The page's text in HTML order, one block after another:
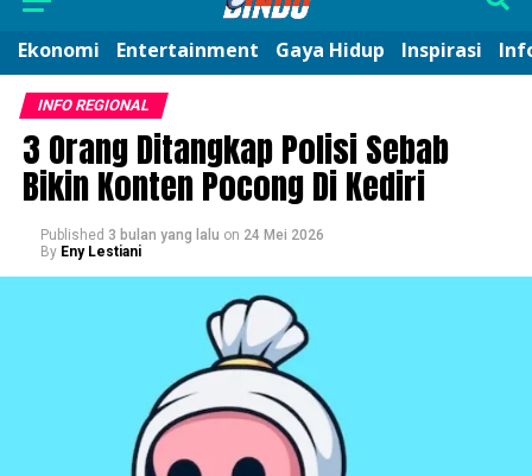
Ekonomi Entertainment Gaya Hidup Inspirasi
INFO REGIONAL
3 Orang Ditangkap Polisi Sebab
Bikin Konten Pocong Di Kediri
Published 3 bulan yang lalu on 24 Mei 2026
By Eny Lestiani